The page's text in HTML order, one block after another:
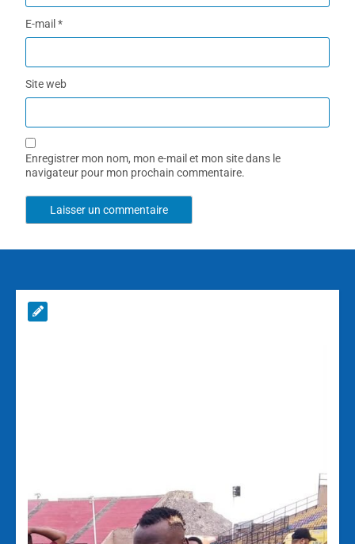
E-mail*
Site web
Enregistrer mon nom, mon e-mail et mon site dans le
navigateur pour mon prochain commentaire.